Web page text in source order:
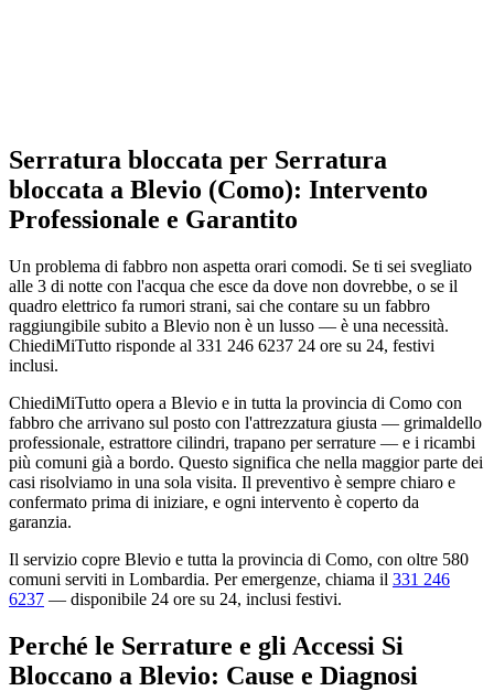
Serratura bloccata per Serratura
bloccata a Blevio (Como): Intervento
Professionale e Garantito
Un problema di fabbro non aspetta orari comodi. Se ti sei svegliato
alle 3 di notte con l'acqua che esce da dove non dovrebbe, o se il
quadro elettrico fa rumori strani, sai che contare su un fabbro
raggiungibile subito a Blevio non è un lusso — è una necessità.
ChiediMiTutto risponde al 331 246 6237 24 ore su 24, festivi
inclusi.
ChiediMiTutto opera a Blevio e in tutta la provincia di Como con
fabbro che arrivano sul posto con l'attrezzatura giusta — grimaldello
professionale, estrattore cilindri, trapano per serrature — e i ricambi
più comuni già a bordo. Questo significa che nella maggior parte dei
casi risolviamo in una sola visita. Il preventivo è sempre chiaro e
confermato prima di iniziare, e ogni intervento è coperto da
garanzia.
Il servizio copre Blevio e tutta la provincia di Como, con oltre 580
comuni serviti in Lombardia. Per emergenze, chiama il 331 246
6237 — disponibile 24 ore su 24, inclusi festivi.
Perché le Serrature e gli Accessi Si
Bloccano a Blevio: Cause e Diagnosi